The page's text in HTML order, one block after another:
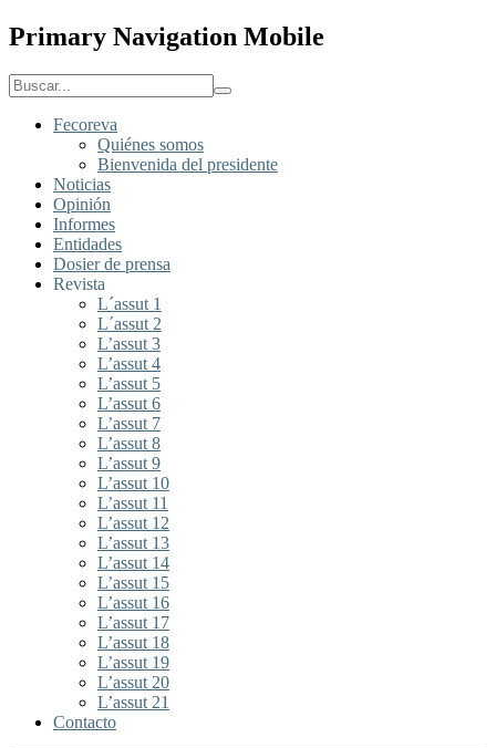
Primary Navigation Mobile
Fecoreva
Quiénes somos
Bienvenida del presidente
Noticias
Opinión
Informes
Entidades
Dosier de prensa
Revista
L´assut 1
L´assut 2
L’assut 3
L’assut 4
L’assut 5
L’assut 6
L’assut 7
L’assut 8
L’assut 9
L’assut 10
L’assut 11
L’assut 12
L’assut 13
L’assut 14
L’assut 15
L’assut 16
L’assut 17
L’assut 18
L’assut 19
L’assut 20
L’assut 21
Contacto